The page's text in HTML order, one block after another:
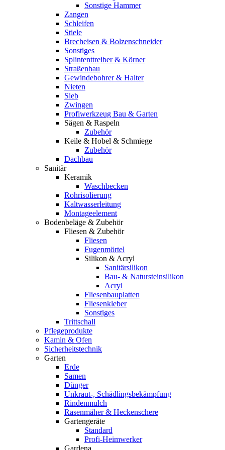
Sonstige Hammer
Zangen
Schleifen
Stiele
Brecheisen & Bolzenschneider
Sonstiges
Splintenttreiber & Körner
Straßenbau
Gewindebohrer & Halter
Nieten
Sieb
Zwingen
Profiwerkzeug Bau & Garten
Sägen & Raspeln
Zubehör
Keile & Hobel & Schmiege
Zubehör
Dachbau
Sanitär
Keramik
Waschbecken
Rohrisolierung
Kaltwasserleitung
Montageelement
Bodenbeläge & Zubehör
Fliesen & Zubehör
Fliesen
Fugenmörtel
Silikon & Acryl
Sanitärsilikon
Bau- & Natursteinsilikon
Acryl
Fliesenbauplatten
Fliesenkleber
Sonstiges
Trittschall
Pflegeprodukte
Kamin & Ofen
Sicherheitstechnik
Garten
Erde
Samen
Dünger
Unkraut-, Schädlingsbekämpfung
Rindenmulch
Rasenmäher & Heckenschere
Gartengeräte
Standard
Profi-Heimwerker
Gardena